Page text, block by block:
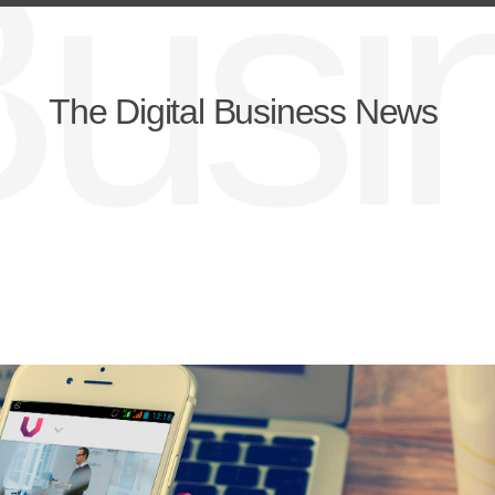
The Digital Business News